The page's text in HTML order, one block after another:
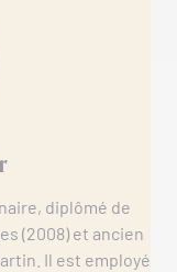
diplômé de
(2008) et ancien
Il est employé